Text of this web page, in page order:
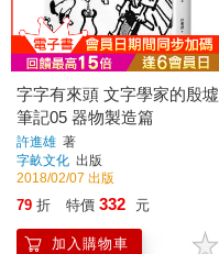
字字有來頭 文字學家的殷墟
筆記05 器物製造篇
許進雄 著
字畝文化 出版
2018/02/07 出版
79 折 特價 332 元
加入購物車